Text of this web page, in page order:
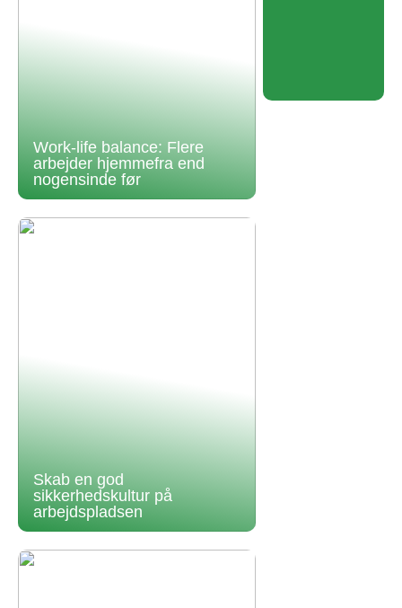
Work-life balance: Flere
arbejder hjemmefra end
nogensinde før
Skab en god
sikkerhedskultur på
arbejdspladsen